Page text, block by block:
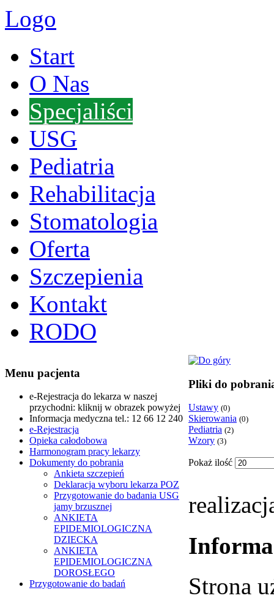
Logo
Start
O Nas
Specjaliści
USG
Pediatria
Rehabilitacja
Stomatologia
Oferta
Szczepienia
Kontakt
RODO
Menu pacjenta
e-Rejestracja do lekarza w naszej
przychodni: kliknij w obrazek powyżej
Informacja medyczna tel.: 12 66 12 240
e-Rejestracja
Opieka całodobowa
Harmonogram pracy lekarzy
Dokumenty do pobrania
Ankieta szczepień
Deklaracja wyboru lekarza POZ
Przygotowanie do badania USG
jamy brzusznej
ANKIETA
EPIDEMIOLOGICZNA
DZIECKA
ANKIETA
EPIDEMIOLOGICZNA
DOROSŁEGO
Przygotowanie do badań
Pliki do
Ustawy (0)
Skierowania (0)
Pediatria (2)
Wzory (3)
Pokaż ilość
Strona